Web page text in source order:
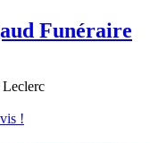
Funéraire
!